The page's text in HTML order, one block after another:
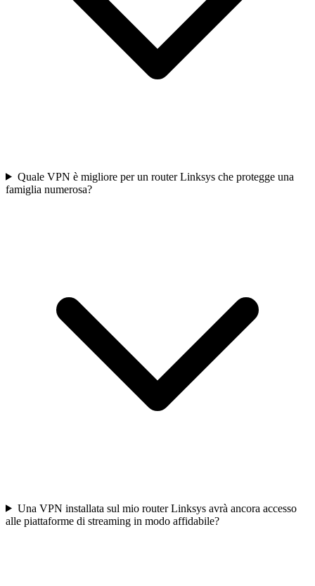
Quale VPN è migliore per un router Linksys che protegge una
famiglia numerosa?
Una VPN installata sul mio router Linksys avrà ancora accesso
alle piattaforme di streaming in modo affidabile?